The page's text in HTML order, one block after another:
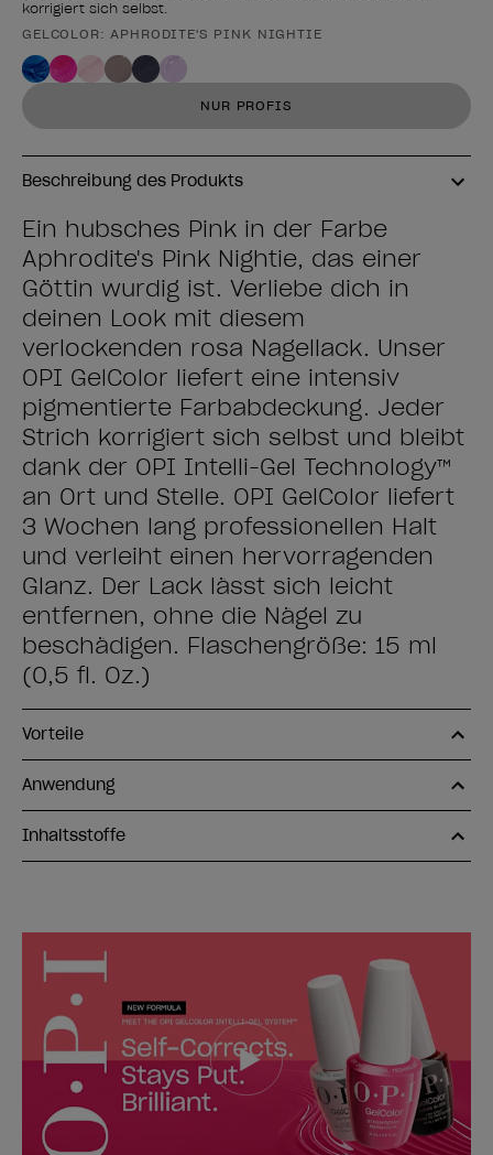
korrigiert sich selbst.
Form des Produkts
GELCOLOR: APHRODITE'S PINK NIGHTIE
NUR PROFIS
Beschreibung des Produkts
Ein hübsches Pink in der Farbe
Aphrodite's Pink Nightie, das einer
Göttin würdig ist. Verliebe dich in
deinen Look mit diesem
verlockenden rosa Nagellack. Unser
OPI GelColor liefert eine intensiv
pigmentierte Farbabdeckung. Jeder
Strich korrigiert sich selbst und bleibt
dank der OPI Intelli-Gel Technology™
an Ort und Stelle. OPI GelColor liefert
3 Wochen lang professionellen Halt
und verleiht einen hervorragenden
Glanz. Der Lack lässt sich leicht
entfernen, ohne die Nägel zu
beschädigen. Flaschengröße: 15 ml
(0,5 fl. Oz.)
Vorteile
Anwendung
Inhaltsstoffe